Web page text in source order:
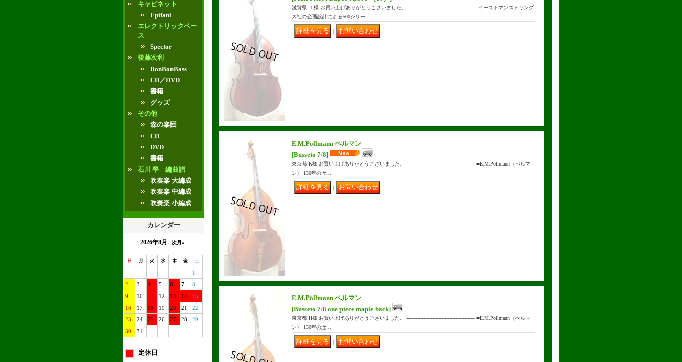
キャビネット
Epifani
エレクトリックベー
ス
Spector
後藤次利
BonBonBass
CD／DVD
書籍
グッズ
その他
森の楽団
CD
DVD
書籍
石川 學 編曲譜
吹奏楽 大編成
吹奏楽 中編成
吹奏楽 小編成
カレンダー
2026年8月 次月»
日 月 火 水 木 金 土
1
2
3 4 5 6 7
8
9
10 11 12 13 14
15
16
17 18 19 20 21
22
23
24 25 26 27 28
29
30
31
定休日
滋賀県 Ｉ様 お買い上げありがとうございました。 --------------------------------------------- イーストマンストリング
ス社の企画設計による500シリー…
｜
E.M.Pöllmann ペルマン
[Busseto 7/8]
東京都 K様 お買い上げありがとうございました。 --------------------------------------------- ■E.M.Pöllmann（ぺルマ
ン） 130年の歴…
｜
E.M.Pöllmann ペルマン
[Busseto 7/8 one piece maple back]
東京都 H様 お買い上げありがとうございました。 --------------------------------------------- ■E.M.Pöllmann（ぺルマ
ン） 130年の歴…
｜